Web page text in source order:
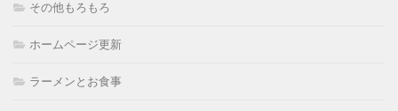
その他もろもろ
ホームページ更新
ラーメンとお食事